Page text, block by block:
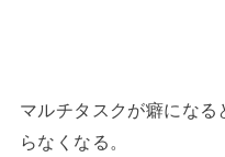
マルチタスクが癖になる
らなくなる。